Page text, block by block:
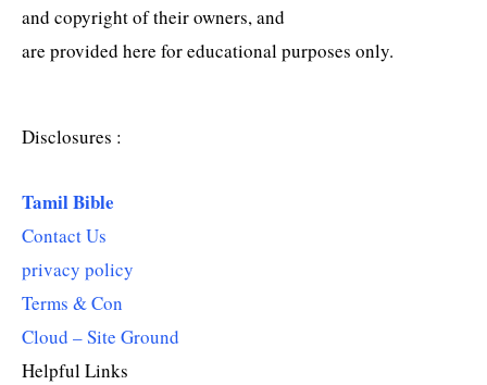
and copyright of their owners, and
are provided here for educational purposes only.
Disclosures :
Tamil Bible
Contact Us
privacy policy
Terms & Con
Cloud – Site Ground
Helpful Links